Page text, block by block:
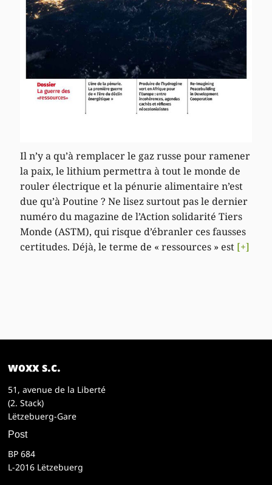
Il n’y a qu’à remplacer le gaz russe pour ramener
la paix, le lithium permettra à tout le monde de
rouler électrique et la pénurie alimentaire n’est
due qu’à Poutine ? Ne lisez surtout pas le dernier
numéro du magazine de l’Action solidarité Tiers
Monde (ASTM), qui risque d’ébranler ces fausses
certitudes. Déjà, le terme de « ressources » est [+]
woxx s.c.
51, avenue de la Liberté
(2. Stack)
Lëtzebuerg-Gare
Post
BP 684
L-2016 Lëtzebuerg